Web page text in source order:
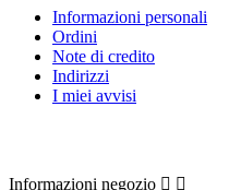
Informazioni personali
Ordini
Note di credito
Indirizzi
I miei avvisi
Informazioni negozio  